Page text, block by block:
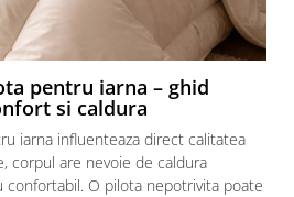
pentru iarna – ghid
si caldura
iarna influenteaza direct calitatea
corpul are nevoie de caldura
O pilota nepotrivita poate